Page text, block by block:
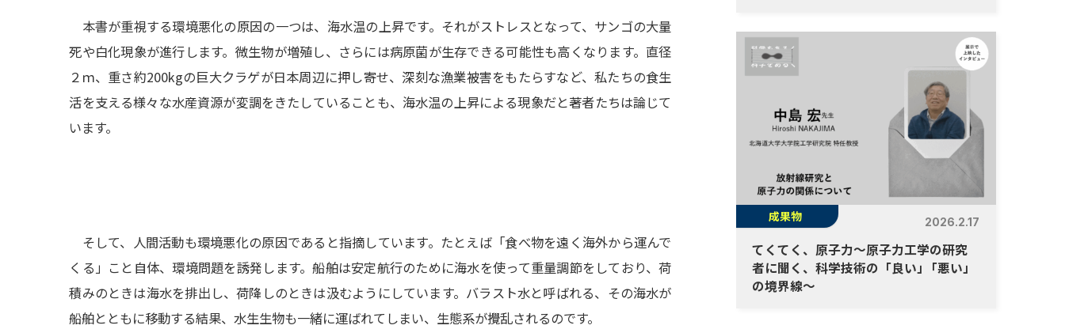
本書が重視する環境悪化の原因の一つは、海水温の上昇です。それがストレスとなって、サンゴの大量
死や白化現象が進行します。微生物が増殖し、さらには病原菌が生存できる可能性も高くなります。直径
２ｍ、重さ約200kgの巨大クラゲが日本周辺に押し寄せ、深刻な漁業被害をもたらすなど、私たちの食生
活を支える様々な水産資源が変調をきたしていることも、海水温の上昇による現象だと著者たちは論じて
います。
そして、人間活動も環境悪化の原因であると指摘しています。たとえば「食べ物を遠く海外から運んで
くる」こと自体、環境問題を誘発します。船舶は安定航行のために海水を使って重量調節をしており、荷
積みのときは海水を排出し、荷降しのときは汲むようにしています。バラスト水と呼ばれる、その海水が
船舶とともに移動する結果、水生生物も一緒に運ばれてしまい、生態系が攪乱されるのです。
成果物 2026.2.17
てくてく、原子力～原子力工学の研究
者に聞く、科学技術の「良い」
「悪い」
の境界線～